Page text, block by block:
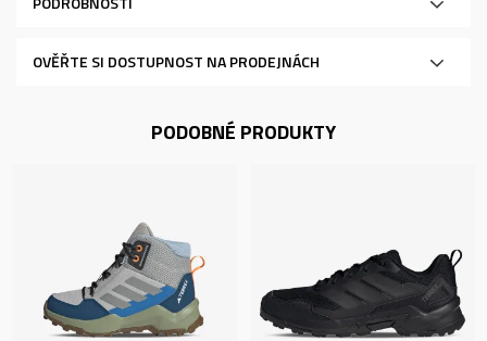
OVĚŘTE SI DOSTUPNOST NA PRODEJNÁCH
PODOBNÉ PRODUKTY